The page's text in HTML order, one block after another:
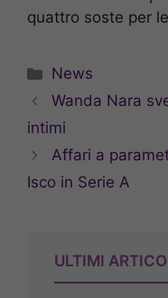
quattro soste per
Categorie
News
Wanda Nara
intimi
Affari a
Isco in Serie A
ULTIMI